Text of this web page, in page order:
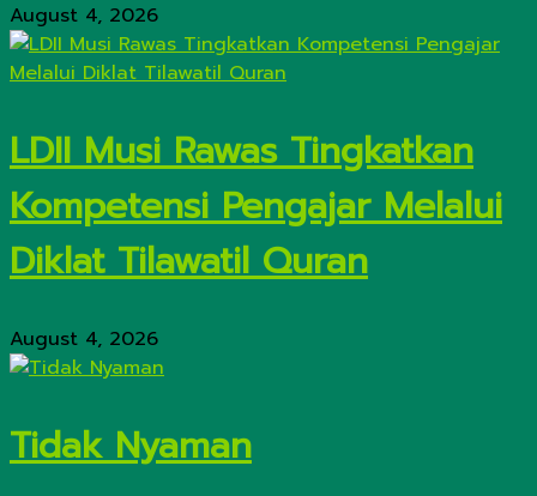
August 4, 2026
LDII Musi Rawas Tingkatkan
Kompetensi Pengajar Melalui
Diklat Tilawatil Quran
August 4, 2026
Tidak Nyaman